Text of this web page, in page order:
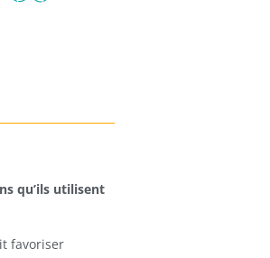
qu’ils utilisent
favoriser